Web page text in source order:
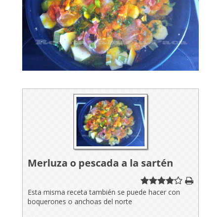
Merluza o pescada a la sartén
Esta misma receta también se puede hacer con
boquerones o anchoas del norte